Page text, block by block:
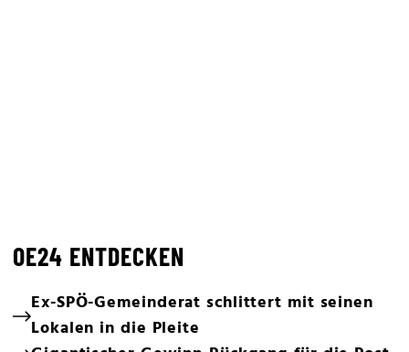
OE24 ENTDECKEN
Ex-SPÖ-Gemeinderat schlittert mit seinen
Lokalen in die Pleite